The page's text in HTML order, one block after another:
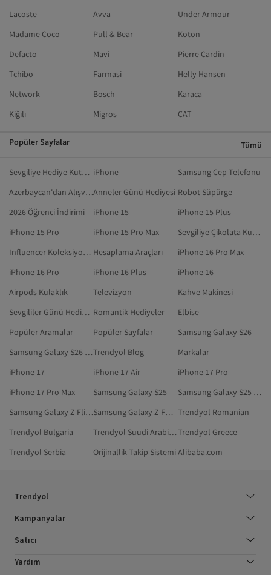
Lacoste
Avva
Under Armour
Madame Coco
Pull & Bear
Koton
Defacto
Mavi
Pierre Cardin
Tchibo
Farmasi
Helly Hansen
Network
Bosch
Karaca
Kiğılı
Migros CAT
Popüler Sayfalar Tümü
Sevgiliye Hediye Kutusu iPhone
Samsung Cep Telefonu
Azerbaycan'dan AlışverişAnneler Günü Hediyesi Robot Süpürge
2026 Öğrenci İndirimi
iPhone 15
iPhone 15 Plus
iPhone 15 Pro
iPhone 15 Pro Max
Sevgiliye Çikolata Kutusu
Influencer Koleksiyonları Hesaplama Araçları
iPhone 16 Pro Max
iPhone 16 Pro
iPhone 16 Plus
iPhone 16
Airpods Kulaklık
Televizyon
Kahve Makinesi
Sevgililer Günü Hediyesi Romantik Hediyeler
Elbise
Popüler Aramalar
Popüler Sayfalar
Samsung Galaxy S26
Samsung Galaxy S26 UltraTrendyol Blog
Markalar
iPhone 17
iPhone 17 Air
iPhone 17 Pro
iPhone 17 Pro Max
Samsung Galaxy S25
Samsung Galaxy S25 Ultra
Samsung Galaxy Z Flip 7
Samsung Galaxy Z Fold 7 Trendyol Romanian
Trendyol Bulgaria
Trendyol Suudi ArabistanTrendyol Greece
Trendyol Serbia
Orijinallik Takip Sistemi Alibaba.com
Trendyol
Kampanyalar
Satıcı
Yardım